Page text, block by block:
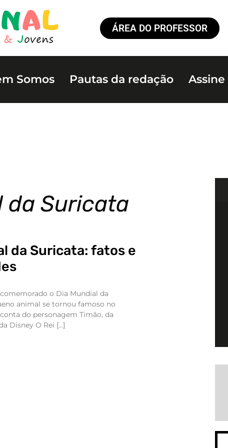
ÁREA DO PROFESSOR
Somos Pautas da redação Assine
da Suricata
da Suricata: fatos e
o Dia Mundial da
animal se tornou famoso no
do personagem Timão, da
Disney O Rei […]